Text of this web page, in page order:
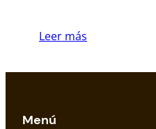
Leer más
Menú